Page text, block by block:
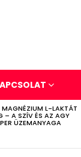
MAGNÉZIUM L-LAKTÁT
– A SZÍV ÉS AZ AGY
ÜZEMANYAGA